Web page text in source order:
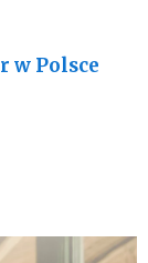
w Polsce